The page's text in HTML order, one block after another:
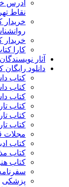
آدرس
نقاط
خریدار
خریدار
کارا
آثار نویسندگان
دانلود رایگان
کتاب
کتاب
کتاب
کتاب
کتاب
کتاب
مجلات
کتاب
کتاب
کتاب
پزشکی